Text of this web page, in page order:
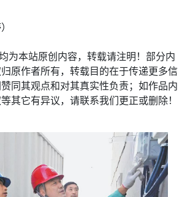
为本站原创内容，转载请注明！部分内
原作者所有，转载目的在于传递更多信
同其观点和对其真实性负责；如作品内
其它有异议，请联系我们更正或删除！